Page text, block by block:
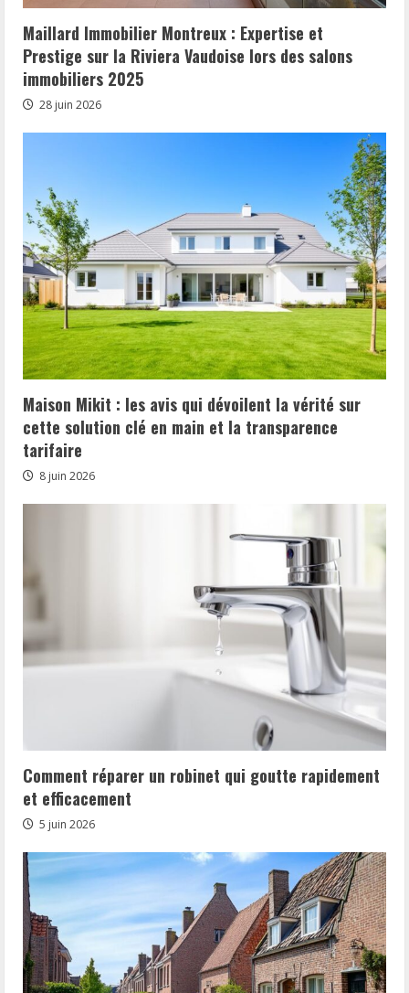
Maillard Immobilier Montreux : Expertise et
Prestige sur la Riviera Vaudoise lors des salons
immobiliers 2025
28 juin 2026
Maison Mikit : les avis qui dévoilent la vérité sur
cette solution clé en main et la transparence
tarifaire
8 juin 2026
Comment réparer un robinet qui goutte rapidement
et efficacement
5 juin 2026